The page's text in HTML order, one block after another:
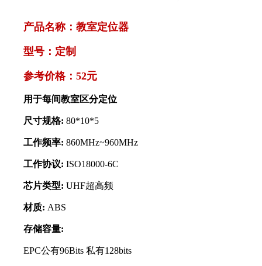
产品名称： 教室定位器
型号：定制
参考价格：52元
用于每间教室区分定位
尺寸规格: 80*10*5
工作频率: 860MHz~960MHz
工作协议: ISO18000-6C
芯片类型: UHF超高频
材质: ABS
存储容量:
EPC公有96Bits 私有128bits